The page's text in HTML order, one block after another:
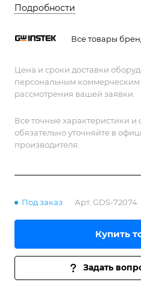
устранять проблемы в
Подробности
Все товары
Цена и сроки доставки
персональным
рассмотрения вашей заявки.
Все точные характеристики и
обязательно уточняйте в
производителя.
Под заказ Арт. GDS-72074
Купить
Задать